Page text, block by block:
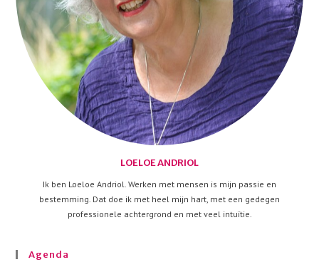
LOELOE ANDRIOL
Ik ben Loeloe Andriol. Werken met mensen is mijn passie en
bestemming. Dat doe ik met heel mijn hart, met een gedegen
professionele achtergrond en met veel intuïtie.
Agenda